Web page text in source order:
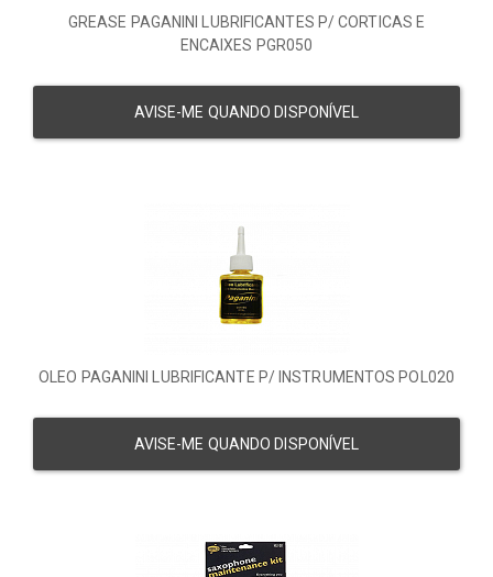
GREASE PAGANINI LUBRIFICANTES P/ CORTICAS E
ENCAIXES PGR050
AVISE-ME QUANDO DISPONÍVEL
OLEO PAGANINI LUBRIFICANTE P/ INSTRUMENTOS POL020
AVISE-ME QUANDO DISPONÍVEL